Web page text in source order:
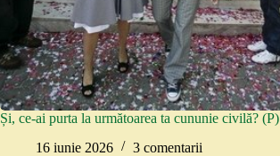
Și, ce-ai purta la următoarea ta cununie civilă? (P)
16 iunie 2026
3 comentarii